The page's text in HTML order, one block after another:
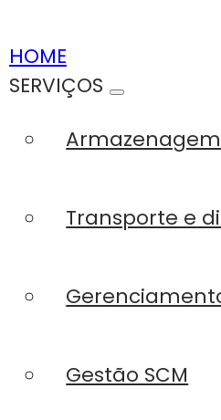
HOME
SERVIÇOS
Armazenagem
Transporte e
Gestão SCM